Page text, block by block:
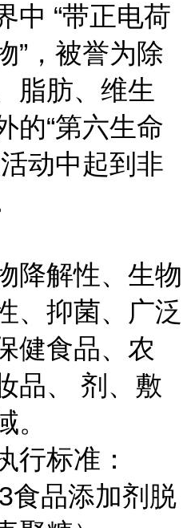
中 “带正电荷
”，被誉为除
脂肪、维生
的“第六生命
动中起到非
降解性、生物
、抑菌、广泛
健食品、农
品、 剂、敷
行标准：
食品添加剂脱